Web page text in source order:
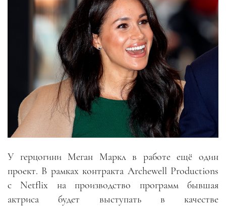
У герцогини Меган Маркл в работе ещё один
проект. В рамках контракта Archewell Productions
с Netflix на производство программ бывшая
актриса будет выступать в качестве